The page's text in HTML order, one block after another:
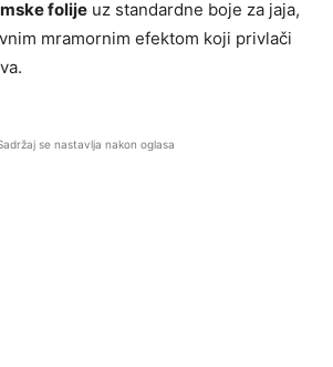
folije uz standardne boje za jaja,
mramornim efektom koji privlači
se nastavlja nakon oglasa